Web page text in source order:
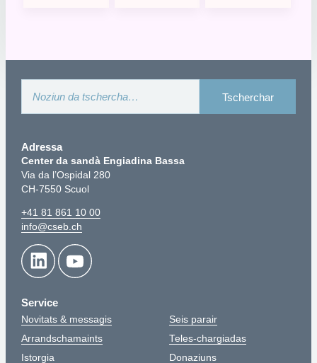
Adressa
Center da sandà Engiadina Bassa
Via da l’Ospidal 280
CH-7550 Scuol
+41 81 861 10 00
info@cseb.ch
Service
Novitats & messagis
Arrandschamaints
Istorgia
Seis parair
Teles-chargiadas
Donaziuns